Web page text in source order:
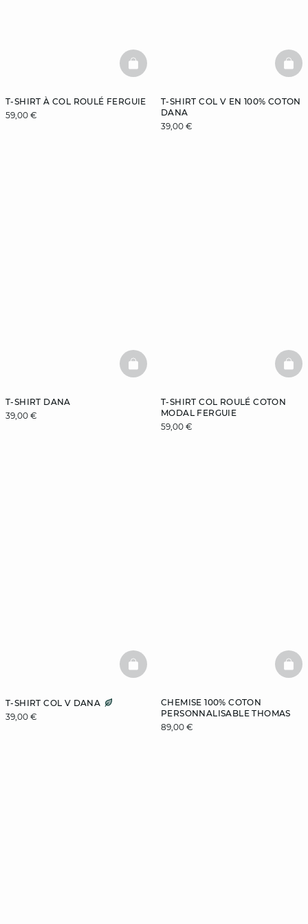
T-SHIRT À COL ROULÉ FERGUIE
59,00 €
BASKETFULL
T-SHIRT COL V EN 100% COTON
DANA
39,00 €
T-SHIRT DANA
39,00 €
BASKETFULL
T-SHIRT COL ROULÉ COTON
MODAL FERGUIE
59,00 €
T-SHIRT COL V DANA
39,00 €
BASKETFULL
CHEMISE 100% COTON
PERSONNALISABLE THOMAS
89,00 €